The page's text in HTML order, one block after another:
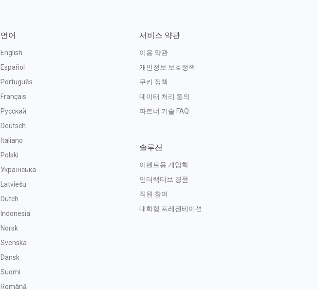
언어
English
Español
Português
Français
Русский
Deutsch
Italiano
Polski
Українська
Latviešu
Dutch
Indonesia
Norsk
Svenska
Dansk
Suomi
Română
서비스 약관
이용 약관
개인정보 보호정책
쿠키 정책
데이터 처리 동의
파트너 기술 FAQ
솔루션
이벤트용 게임화
인터랙티브 경품
직원 참여
대화형 프레젠테이션